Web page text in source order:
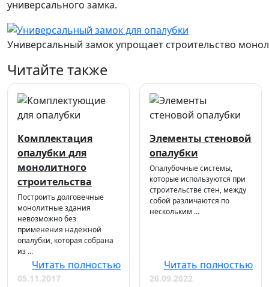
универсального замка.
Универсальный замок упрощает строительство
Читайте также
Комплектация
опалубки для
монолитного
строительства
Построить долговечные
монолитные здания
невозможно без
применения надежной
опалубки, которая собрана
из ...
Читать полностью
05.11.2017
Элементы стеновой
опалубки
Опалубочные системы,
которые используются при
строительстве стен, между
собой различаются по
нескольким ...
Читать полностью
26.09.2022